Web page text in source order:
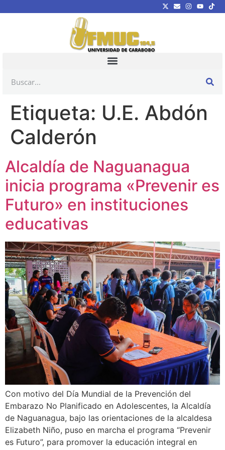
Etiqueta: U.E. Abdón
Calderón
Alcaldía de Naguanagua
inicia programa «Prevenir es
Futuro» en instituciones
educativas
Con motivo del Día Mundial de la Prevención del
Embarazo No Planificado en Adolescentes, la Alcaldía
de Naguanagua, bajo las orientaciones de la alcaldesa
Elizabeth Niño, puso en marcha el programa “Prevenir
es Futuro”, para promover la educación integral en